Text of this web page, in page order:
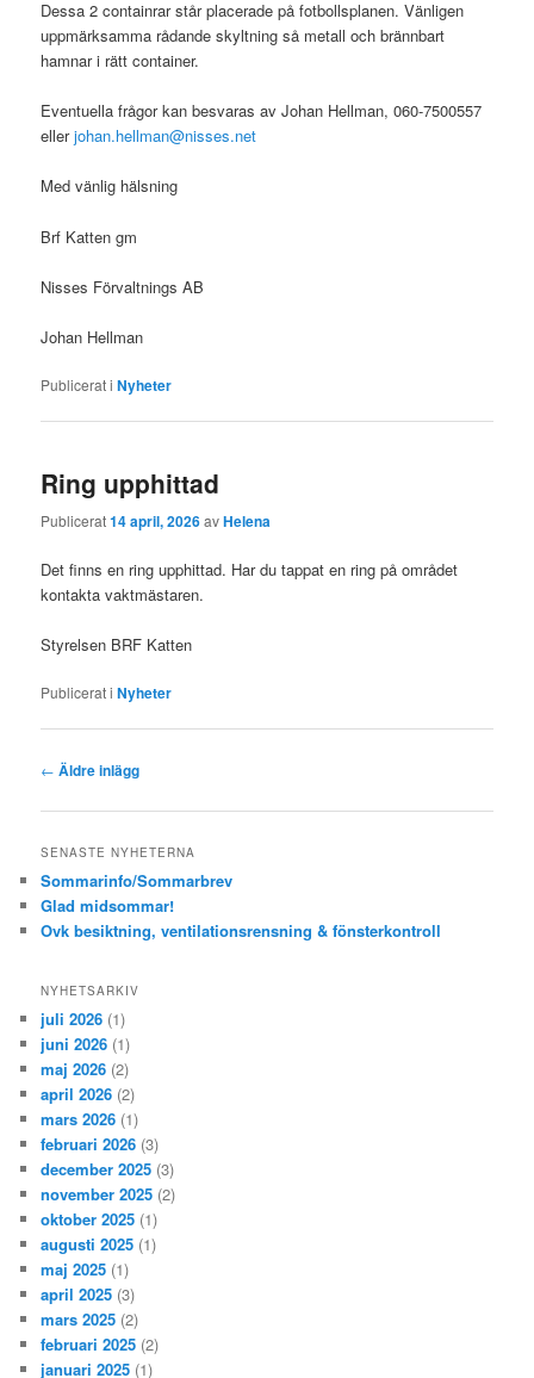
Dessa 2 containrar står placerade på fotbollsplanen. Vänligen
uppmärksamma rådande skyltning så metall och brännbart
hamnar i rätt container.
Eventuella frågor kan besvaras av Johan Hellman, 060-7500557
ellerjohan.hellman@nisses.net
Med vänlig hälsning
Brf Katten gm
Nisses Förvaltnings AB
Johan Hellman
Publicerat i Nyheter
Ring upphittad
Publicerat14 april, 2026avHelena
Det finns en ring upphittad. Har du tappat en ring på området
kontakta vaktmästaren.
Styrelsen BRF Katten
Publicerat i Nyheter
Inläggsnavigering
← Äldre inlägg
SENASTE NYHETERNA
Sommarinfo/Sommarbrev
Glad midsommar!
Ovk besiktning, ventilationsrensning & fönsterkontroll
NYHETSARKIV
juli 2026 (1)
juni 2026 (1)
maj 2026 (2)
april 2026 (2)
mars 2026 (1)
februari 2026 (3)
december 2025 (3)
november 2025 (2)
oktober 2025 (1)
augusti 2025 (1)
maj 2025 (1)
april 2025 (3)
mars 2025 (2)
februari 2025 (2)
januari 2025 (1)